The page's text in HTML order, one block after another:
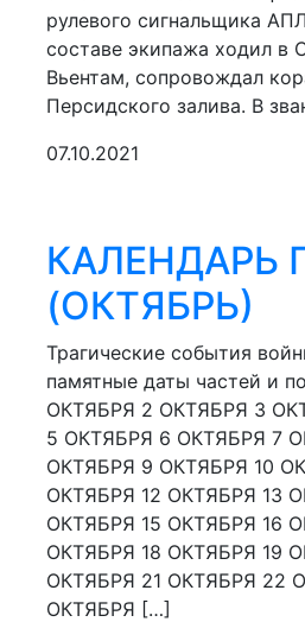
рулевого сигнальщика
составе экипажа ходил в
Вьентам, сопровождал
Персидского залива. В
07.10.2021
КАЛЕНДАРЬ
(ОКТЯБРЬ)
Трагические события
памятные даты частей и
ОКТЯБРЯ 2 ОКТЯБРЯ 3
5 ОКТЯБРЯ 6 ОКТЯБРЯ 7
ОКТЯБРЯ 9 ОКТЯБРЯ 10
ОКТЯБРЯ 12 ОКТЯБРЯ 13
ОКТЯБРЯ 15 ОКТЯБРЯ 16
ОКТЯБРЯ 18 ОКТЯБРЯ 19
ОКТЯБРЯ 21 ОКТЯБРЯ 22
ОКТЯБРЯ […]